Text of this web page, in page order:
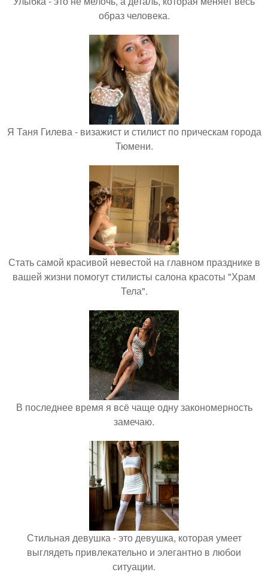
образ человека.
Я Таня Гилева - визажист и стилист по прическам города
Тюмени.
Стать самой красивой невестой на главном празднике в
вашей жизни помогут стилисты салона красоты "Храм
Тела".
В последнее время я всё чаще одну закономерность
замечаю.
Стильная девушка - это девушка, которая умеет
выглядеть привлекательно и элегантно в любои
ситуации.